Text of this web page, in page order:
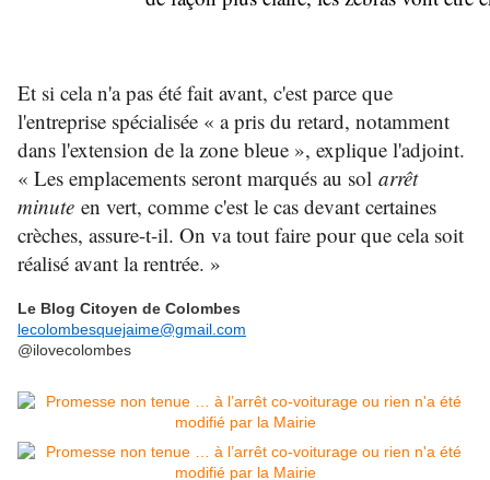
Et si cela n'a pas été fait avant, c'est parce que
l'entreprise spécialisée « a pris du retard, notamment
dans l'extension de la zone bleue », explique l'adjoint.
« Les emplacements seront marqués au sol arrêt
minute en vert, comme c'est le cas devant certaines
crèches, assure-t-il. On va tout faire pour que cela soit
réalisé avant la rentrée. »
Le Blog Citoyen de Colombes
lecolombesquejaime@gmail.com
@ilovecolombes